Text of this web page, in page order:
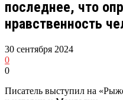
последнее, что
нравственность
30 сентября 2024
0
0
Писатель выступил на